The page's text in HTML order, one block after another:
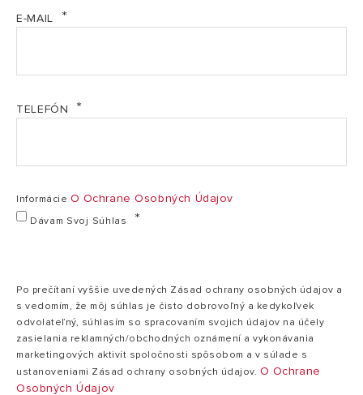
228.50 kb)
Vyhlásenie o zhode uistenia - KOTLE PLYN do 35
kW (PDF, 2.51 mb)
E-MAIL
TELEFÓN
Informácie O Ochrane Osobných Údajov
Dávam Svoj Súhlas
Po prečítaní vyššie uvedených Zásad ochrany osobných údajov a
s vedomím, že môj súhlas je čisto dobrovoľný a kedykoľvek
odvolateľný, súhlasím so spracovaním svojich údajov na účely
zasielania reklamných/obchodných oznámení a vykonávania
marketingových aktivít spoločnosti spôsobom a v súlade s
ustanoveniami Zásad ochrany osobných údajov. O Ochrane
Osobných Údajov